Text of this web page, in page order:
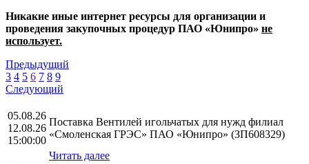
Никакие иные интернет ресурсы для организации и
проведения закупочных процедур ПАО «Юнипро» не
использует.
Предыдущий
3 4 5 6 7 8 9
Следующий
05.08.26
12.08.26
15:00:00
Поставка Вентилей игольчатых для нужд филиал
«Смоленская ГРЭС» ПАО «Юнипро» (ЗП608329)
Читать далее